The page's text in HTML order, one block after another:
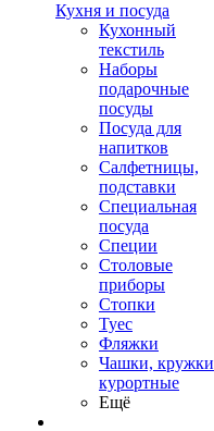
Кухня и посуда
Кухонный
текстиль
Наборы
подарочные
посуды
Посуда для
напитков
Салфетницы,
подставки
Специальная
посуда
Специи
Столовые
приборы
Стопки
Туес
Фляжки
Чашки, кружки
курортные
Ещё